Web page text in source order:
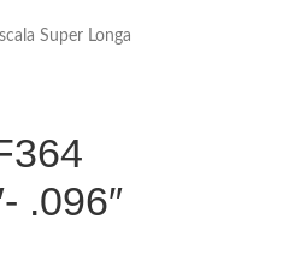
Super Longa
.096″